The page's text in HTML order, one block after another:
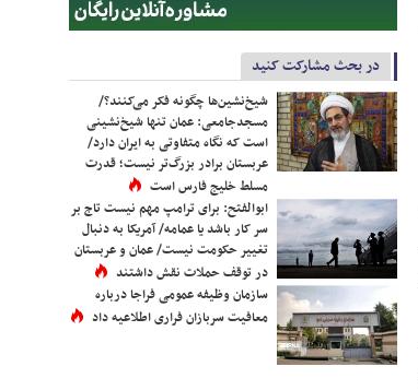
در بحث مشارکت کنید
شیخ‌نشین‌ها چگونه فکر می‌کنند؟/
مسجدجامعی: عمان تنها شیخ‌نشینی
است که نگاه متفاوتی به ایران دارد/
عربستان برادر بزرگ‌تر نیست؛ قدرت
مسلط خلیج فارس است
ابوالفتح: برای ترامپ مهم نیست تاج بر
سر کار باشد یا عمامه/ آمریکا به دنبال
تغییر حکومت نیست/ عمان و عربستان
در توقف حملات نقش داشتند
سازمان وظیفه عمومی فراجا درباره
معافیت سربازان فراری اطلاعیه داد